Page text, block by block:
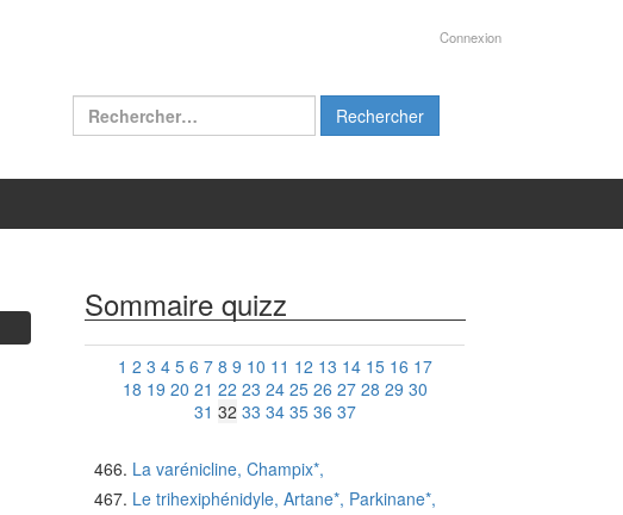
Connexion
Rechercher :
Sommaire quizz
1 2 3 4 5 6 7 8 9 10 11 12 13 14 15 16 17
18 19 20 21 22 23 24 25 26 27 28 29 30
31 32 33 34 35 36 37
La varénicline, Champix*,
Le trihexiphénidyle, Artane*, Parkinane*,